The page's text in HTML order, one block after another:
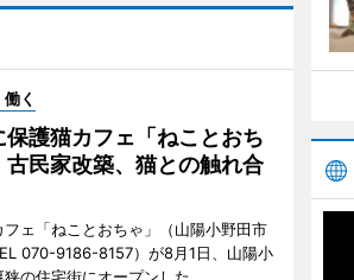
く
保護猫カフェ「ねことおち
民家改築、猫との触れ合
フェ「ねことおちゃ」（山陽小野田市
070-9186-8157）が8月1日、山陽小